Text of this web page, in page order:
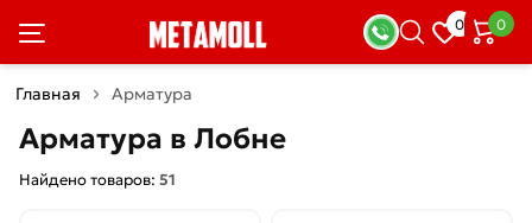
0 0
Главная Арматура
Арматура в Лобне
Найдено товаров: 51
Фильтры
×
скидкой